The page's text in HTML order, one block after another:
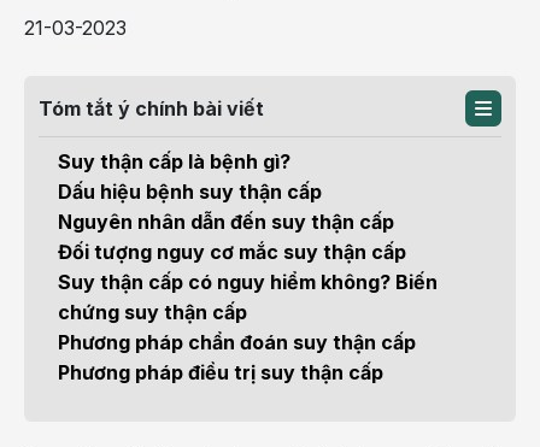
21-03-2023
Tóm tắt ý chính bài viết
Suy thận cấp là bệnh gì?
Dấu hiệu bệnh suy thận cấp
Nguyên nhân dẫn đến suy thận cấp
Đối tượng nguy cơ mắc suy thận cấp
Suy thận cấp có nguy hiểm không? Biến
chứng suy thận cấp
Phương pháp chẩn đoán suy thận cấp
Phương pháp điều trị suy thận cấp